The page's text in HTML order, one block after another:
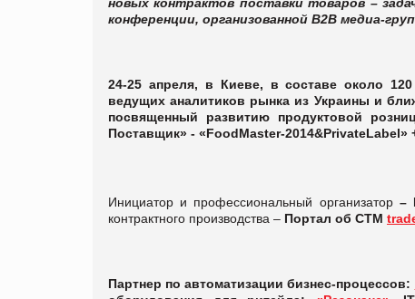
конференции, организованной В2В медиа-
24-25 апреля, в Киеве, в составе около
ведущих аналитиков рынка из Украины и
посвященный развитию продуктовой
Поставщик» - «FoodMaster-2014&PrivateLabel»
Инициатор и профессиональный организатор –
контрактного производства – Портал об СТМ
Партнер по автоматизации бизнес-процессов: